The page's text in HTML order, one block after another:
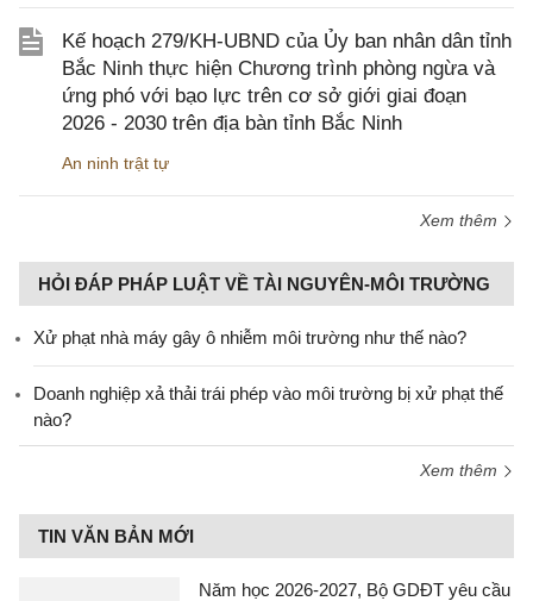
Kế hoạch 279/KH-UBND của Ủy ban nhân dân tỉnh
Bắc Ninh thực hiện Chương trình phòng ngừa và
ứng phó với bạo lực trên cơ sở giới giai đoạn
2026 - 2030 trên địa bàn tỉnh Bắc Ninh
An ninh trật tự
Xem thêm
HỎI ĐÁP PHÁP LUẬT VỀ TÀI NGUYÊN-MÔI TRƯỜNG
Xử phạt nhà máy gây ô nhiễm môi trường như thế nào?
Doanh nghiệp xả thải trái phép vào môi trường bị xử phạt thế
nào?
Xem thêm
TIN VĂN BẢN MỚI
Năm học 2026-2027, Bộ GDĐT yêu cầu